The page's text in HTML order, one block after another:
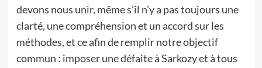
devons nous unir, même s’il n’y a pas toujours une
clarté, une compréhension et un accord sur les
méthodes, et ce afin de remplir notre objectif
commun : imposer une défaite à Sarkozy et à tous